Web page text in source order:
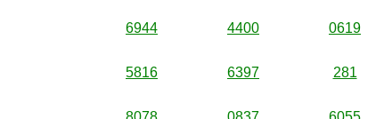
6944 4400 0619
5816 6397 281